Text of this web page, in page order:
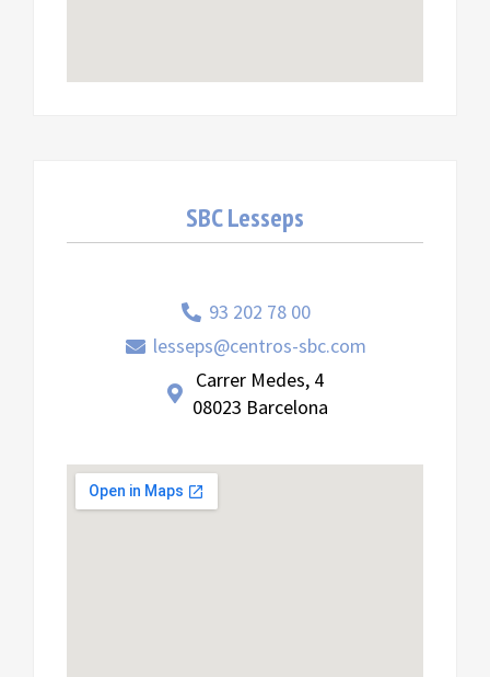
SBC Lesseps
93 202 78 00
lesseps@centros-sbc.com
Carrer Medes, 4
08023 Barcelona